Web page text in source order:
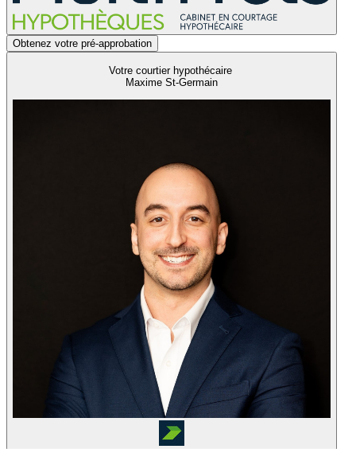
Obtenez votre pré-approbation
Votre courtier hypothécaire
Maxime St-Germain